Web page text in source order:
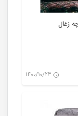
زغال
1400/10/23
زغال